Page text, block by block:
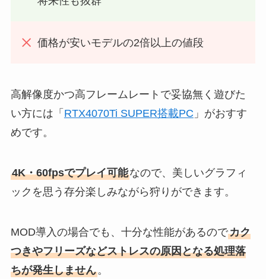
価格が安いモデルの2倍以上の値段
高解像度かつ高フレームレートで妥協無く遊びた
い方には「 RTX4070Ti SUPER搭載PC 」がおすす
めです。
4K・60fpsでプレイ可能なので、美しいグラフィ
ックを思う存分楽しみながら狩りができます。
MOD導入の場合でも、十分な性能があるのでカク
つきやフリーズなどストレスの原因となる処理落
ちが発生しません。